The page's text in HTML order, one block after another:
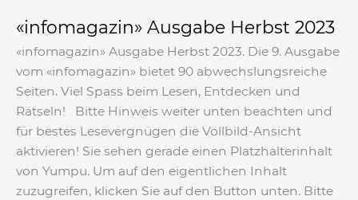
«infomagazin» Ausgabe Herbst 2023
«infomagazin» Ausgabe Herbst 2023. Die 9. Ausgabe
vom «infomagazin» bietet 90 abwechslungsreiche
Seiten. Viel Spass beim Lesen, Entdecken und
Rätseln! Bitte Hinweis weiter unten beachten und
für bestes Lesevergnügen die Vollbild-Ansicht
aktivieren! Sie sehen gerade einen Platzhalterinhalt
von Yumpu. Um auf den eigentlichen Inhalt
zuzugreifen, klicken Sie auf den Button unten. Bitte